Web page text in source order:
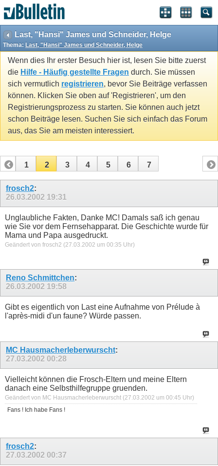
Last, "Hansi" James und Schneider, Helge
Thema: Last, "Hansi" James und Schneider, Helge
Wenn dies Ihr erster Besuch hier ist, lesen Sie bitte zuerst
die Hilfe - Häufig gestellte Fragen durch. Sie müssen
sich vermutlich registrieren, bevor Sie Beiträge verfassen
können. Klicken Sie oben auf 'Registrieren', um den
Registrierungsprozess zu starten. Sie können auch jetzt
schon Beiträge lesen. Suchen Sie sich einfach das Forum
aus, das Sie am meisten interessiert.
1 2 3 4 5 6 7
frosch2:
26.03.2002 19:31
Unglaubliche Fakten, Danke MC! Damals saß ich genau
wie Sie vor dem Fernsehapparat. Die Geschichte wurde für
Mama und Papa ausgedruckt.
Geändert von frosch2 (27.03.2002 um 00:35 Uhr)
Reno Schmittchen:
26.03.2002 19:58
Gibt es eigentlich von Last eine Aufnahme von Prélude à
l'après-midi d'un faune? Würde passen.
MC Hausmacherleberwurscht:
27.03.2002 00:28
Vielleicht können die Frosch-Eltern und meine Eltern
danach eine Selbsthilfegruppe gruenden.
Geändert von MC Hausmacherleberwurscht (27.03.2002 um 00:45 Uhr)
Fans ! Ich habe Fans !
frosch2:
27.03.2002 00:37